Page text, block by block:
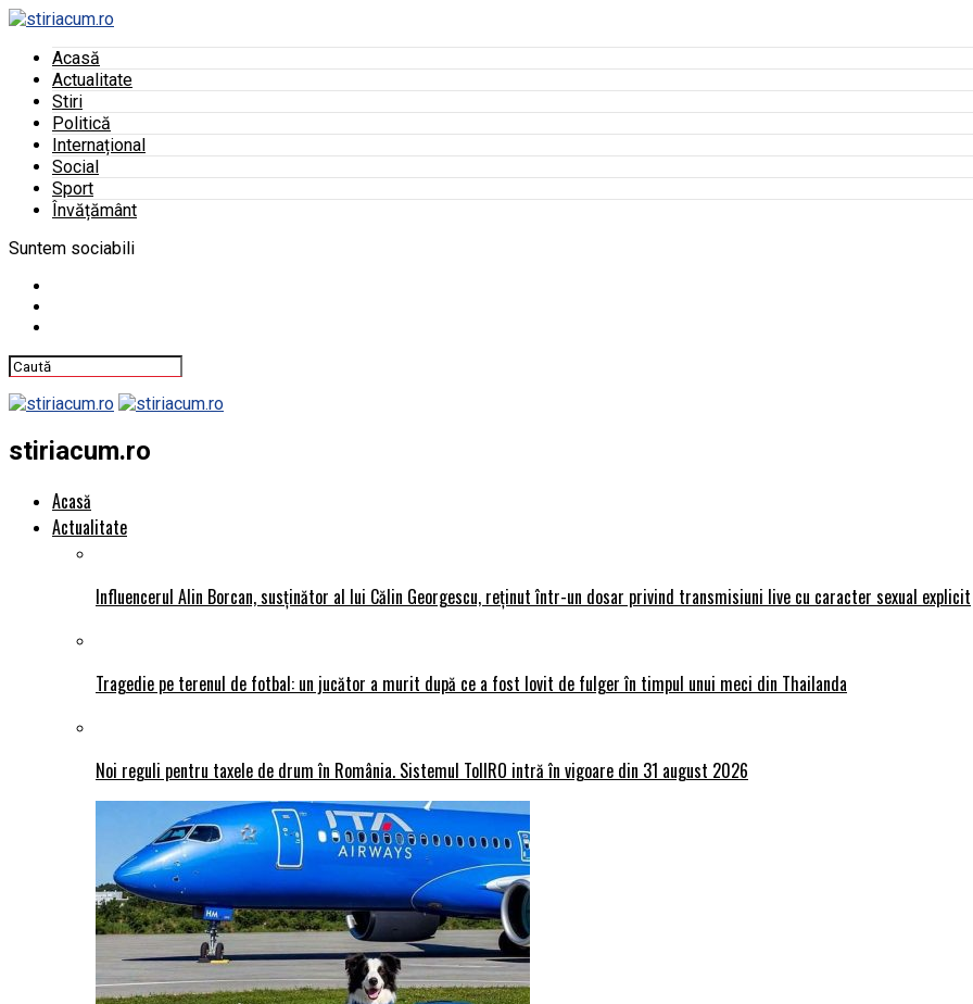
Acasă
Actualitate
Stiri
Politică
Internațional
Social
Sport
Învățământ
Suntem sociabili
stiriacum.ro
Acasă
Actualitate
Influencerul Alin Borcan, susținător al lui Călin Georgescu, reținut într-un dosar privind transmisiuni live cu caracter sexual explicit
Tragedie pe terenul de fotbal: un jucător a murit după ce a fost lovit de fulger în timpul unui meci din Thailanda
Noi reguli pentru taxele de drum în România. Sistemul TollRO intră în vigoare din 31 august 2026